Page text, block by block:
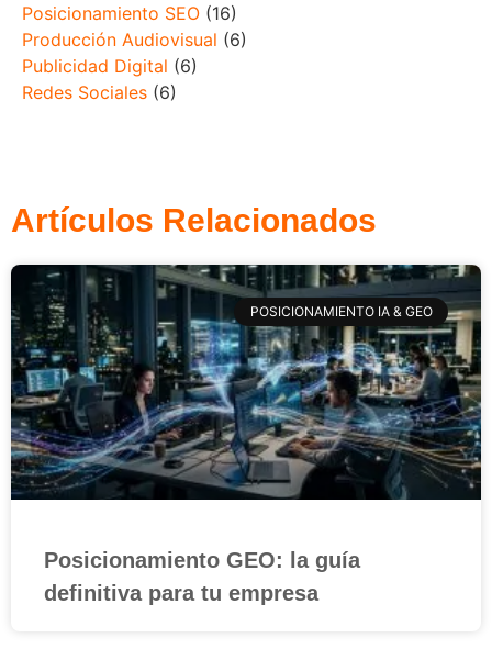
Posicionamiento SEO (16)
Producción Audiovisual (6)
Publicidad Digital (6)
Redes Sociales (6)
Artículos Relacionados
POSICIONAMIENTO IA & GEO
Posicionamiento GEO: la guía
definitiva para tu empresa